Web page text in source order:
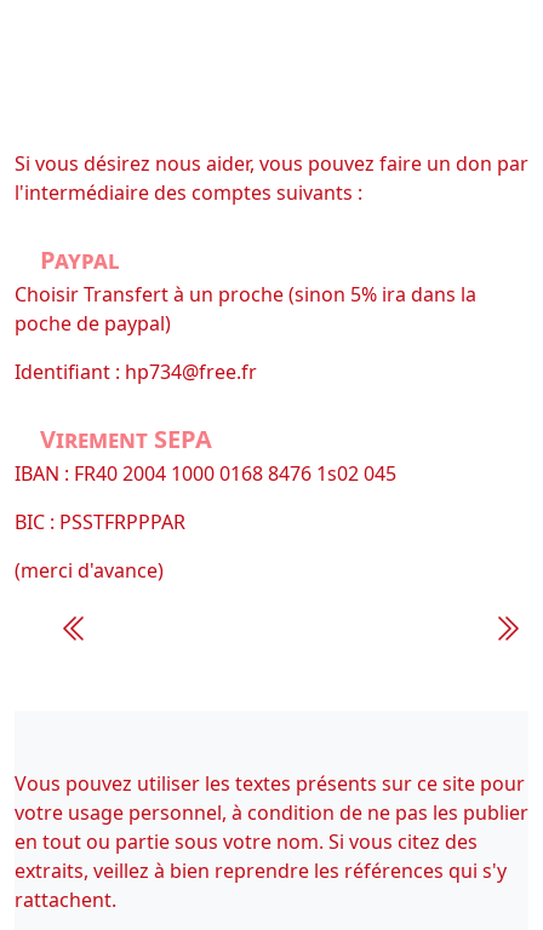
Si vous désirez nous aider, vous pouvez faire un don par
l'intermédiaire des comptes suivants :
Paypal
Choisir Transfert à un proche (sinon 5% ira dans la
poche de paypal)
Identifiant : hp734@free.fr
Virement SEPA
IBAN : FR40 2004 1000 0168 8476 1s02 045
BIC : PSSTFRPPPAR
(merci d'avance)
Vous pouvez utiliser les textes présents sur ce site pour
votre usage personnel, à condition de ne pas les publier
en tout ou partie sous votre nom. Si vous citez des
extraits, veillez à bien reprendre les références qui s'y
rattachent.